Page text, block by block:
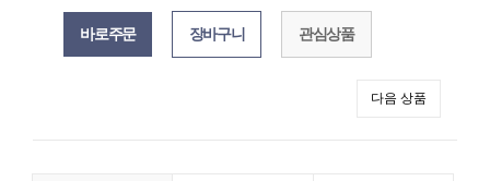
관심상품
다음 상품